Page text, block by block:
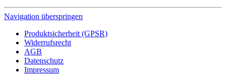
Navigation überspringen
Produktsicherheit (GPSR)
Widerrufsrecht
AGB
Datenschutz
Impressum